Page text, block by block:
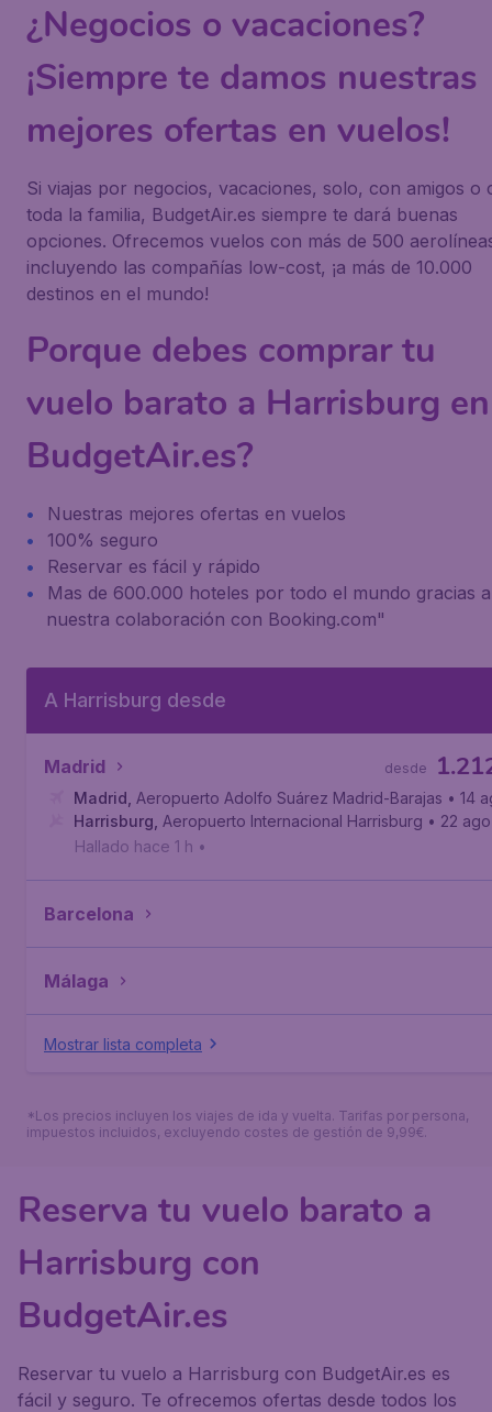
¿Negocios o vacaciones?
¡Siempre te damos nuestras
mejores ofertas en vuelos!
Si viajas por negocios, vacaciones, solo, con amigos o
toda la familia, BudgetAir.es siempre te dará buenas
opciones. Ofrecemos vuelos con más de 500
incluyendo las compañías low-cost, ¡a más de 10.000
destinos en el mundo!
Porque debes comprar tu
vuelo barato a Harrisburg en
BudgetAir.es?
Nuestras mejores ofertas en vuelos
100% seguro
Reservar es fácil y rápido
Mas de 600.000 hoteles por todo el mundo gracias a
nuestra colaboración con Booking.com"
A Harrisburg desde
Madrid desde
Madrid Aeropuerto Adolfo Suárez Madrid-Barajas • 14
Harrisburg Aeropuerto Internacional Harrisburg • 22 ago
Hallado hace 1 h •
Barcelona
Málaga
Mostrar lista completa
*Los precios incluyen los viajes de ida y vuelta. Tarifas por persona,
impuestos incluidos, excluyendo costes de gestión de 9,99€.
Reserva tu vuelo barato a
Harrisburg con
BudgetAir.es
Reservar tu vuelo a Harrisburg con BudgetAir.es es
fácil y seguro. Te ofrecemos ofertas desde todos los